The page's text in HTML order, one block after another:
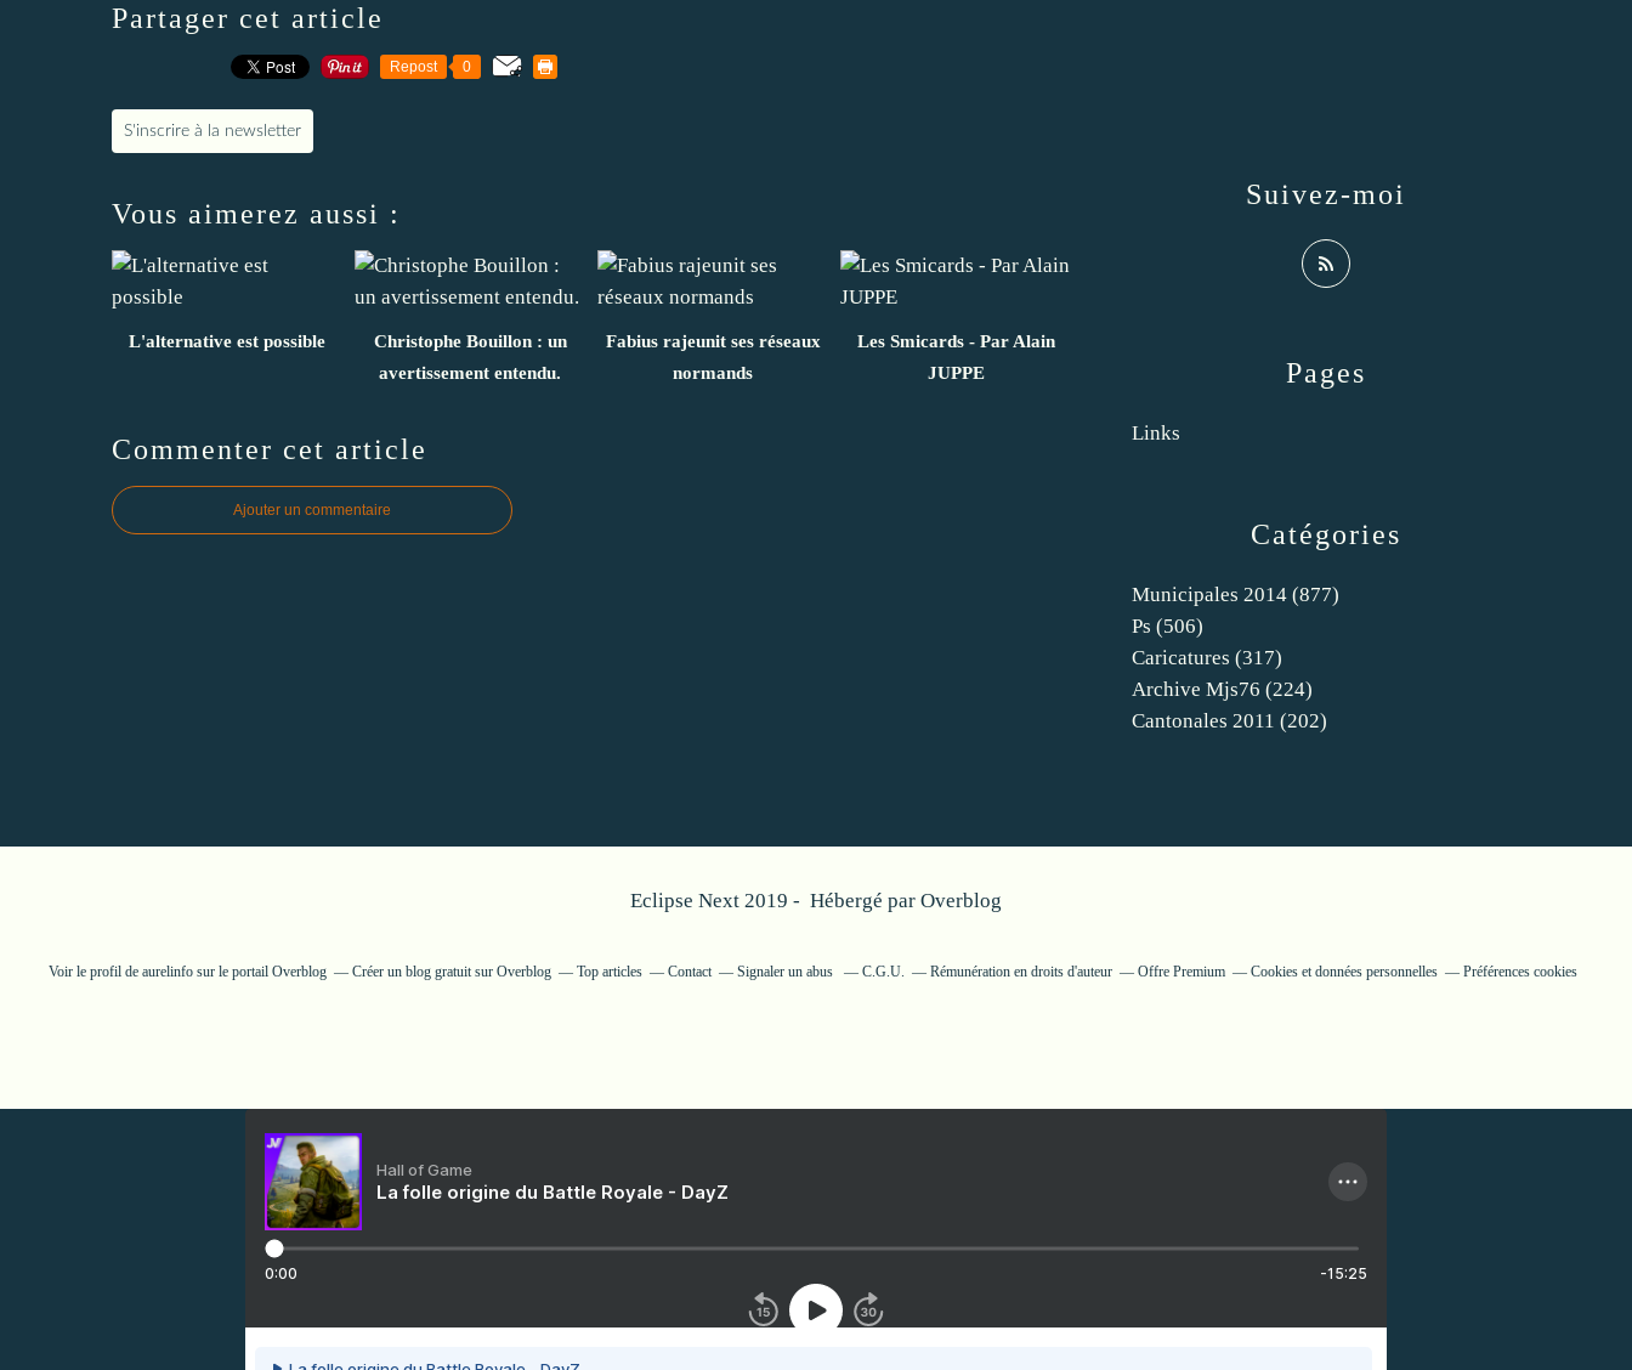
Partager cet article
Repost 0
S'inscrire à la newsletter
Vous aimerez aussi :
L'alternative est possible
Christophe Bouillon : un
avertissement entendu.
Fabius rajeunit ses réseaux
normands
Les Smicards - Par Alain
JUPPE
Commenter cet article
Ajouter un commentaire
Catégories
Municipales 2014 (877)
Ps (506)
Caricatures (317)
Archive Mjs76 (224)
Cantonales 2011 (202)
Pages
Links
Suivez-moi
Eclipse Next 2019 - Hébergé par Overblog
Voir le profil de aurelinfosur le portail Overblog Créer un blog gratuit sur Overblog Top articles Contact Signaler un abus C.G.U. Rémunération en droits d'auteur Offre Premium Cookies et données personnelles Préférences cookies
Hall of Game
La folle origine du Battle Royale - DayZ
0:00 -15:25